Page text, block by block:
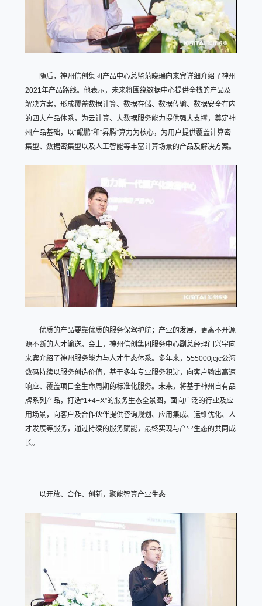
随后，神州信创集团产品中心总监范晓瑞向来宾详细介绍了神州
2021年产品路线。他表示，未来将围绕数据中心提供全栈的产品及
解决方案，形成覆盖数据计算、数据存储、数据传输、数据安全在内
的四大产品体系，为云计算、大数据服务能力提供强大支撑，奠定神
州产品基础，以“鲲鹏”和“昇腾”算力为核心，为用户提供覆盖计算密
集型、数据密集型以及人工智能等丰富计算场景的产品及解决方案。
优质的产品要靠优质的服务保驾护航；产业的发展，更离不开源
源不断的人才输送。会上，神州信创集团服务中心副总经理闫兴宇向
来宾介绍了神州服务能力与人才生态体系。多年来，555000jcjc公海
数码持续以服务创造价值，基于多年专业服务积淀，向客户输出高速
响应、覆盖项目全生命周期的标准化服务。未来，将基于神州自有品
牌系列产品，打造“1+4+X”的服务生态全景图，面向广泛的行业及应
用场景，向客户及合作伙伴提供咨询规划、应用集成、运维优化、人
才发展等服务，通过持续的服务赋能，最终实现与产业生态的共同成
长。
以开放、合作、创新，聚能智算产业生态